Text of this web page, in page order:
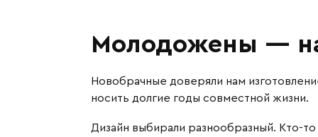
Молодожены —
Новобрачные доверяли нам
носить долгие годы совместной жизни.
Дизайн выбирали разнообразный. Кто-